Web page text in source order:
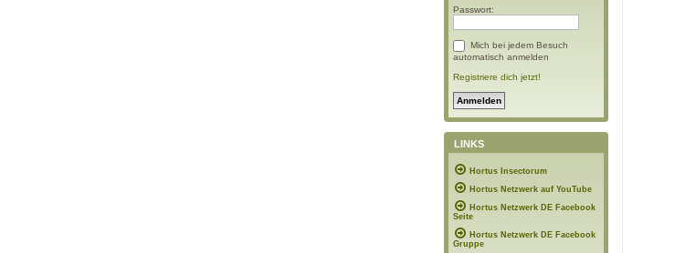
Passwort:
Mich bei jedem Besuch
automatisch anmelden
Registriere dich jetzt!
LINKS
Hortus Insectorum
Hortus Netzwerk auf YouTube
Hortus Netzwerk DE Facebook
Seite
Hortus Netzwerk DE Facebook
Gruppe